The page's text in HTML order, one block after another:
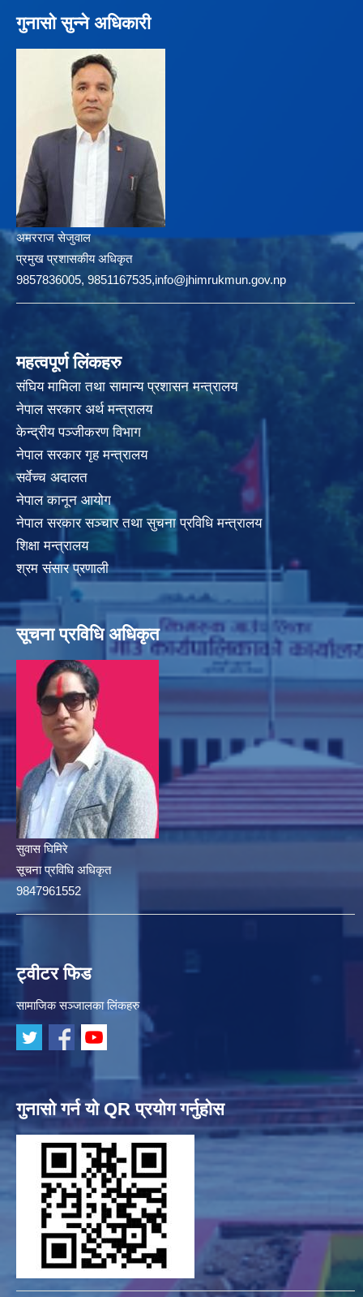
गुनासो सुन्ने अधिकारी
अमरराज सेजुवाल
प्रमुख प्रशासकीय अधिकृत
9857836005, 9851167535,info@jhimrukmun.gov.np
महत्वपूर्ण लिंकहरु
संघिय मामिला तथा सामान्य प्रशासन मन्त्रालय
नेपाल सरकार अर्थ मन्त्रालय
केन्द्रीय पञ्जीकरण विभाग
नेपाल सरकार गृह मन्त्रालय
सर्वेच्च अदालत
नेपाल कानून आयोग
नेपाल सरकार सञ्चार तथा सुचना प्रविधि मन्त्रालय
शिक्षा मन्त्रालय
श्रम संसार प्रणाली
सूचना प्रविधि अधिकृत
सुवास घिमिरे
सूचना प्रविधि अधिकृत
9847961552
ट्वीटर फिड
सामाजिक सञ्जालका लिंकहरु
गुनासो गर्न यो QR प्रयोग गर्नुहोस